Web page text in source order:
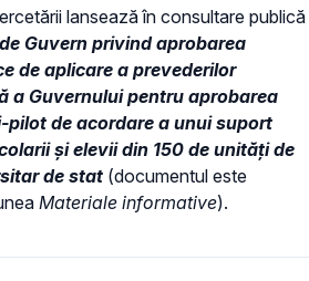
lansează în consultare publică
Guvern privind aprobarea
de aplicare a prevederilor
a Guvernului pentru aprobarea
pilot de acordare a unui suport
și elevii din 150 de unităţi de
de stat (documentul este
Materiale informative).